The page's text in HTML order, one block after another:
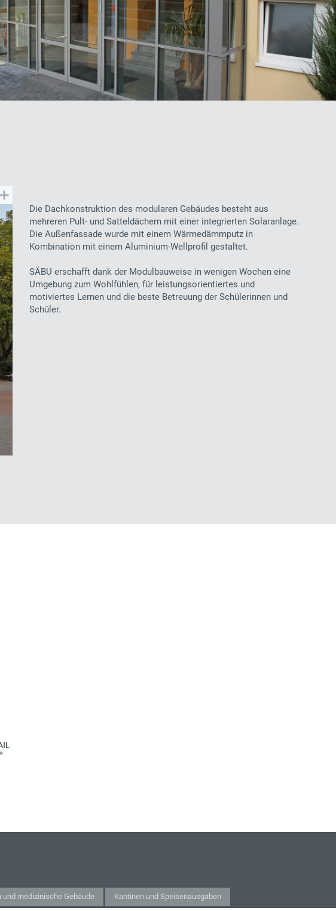
Die Dachkonstruktion des modularen Gebäudes besteht aus
mehreren Pult- und Satteldächern mit einer integrierten Solaranlage.
Die Außenfassade wurde mit einem Wärmedämmputz in
Kombination mit einem Aluminium-Wellprofil gestaltet.
SÄBU erschafft dank der Modulbauweise in wenigen Wochen eine
Umgebung zum Wohlfühlen, für leistungsorientiertes und
motiviertes Lernen und die beste Betreuung der Schülerinnen und
Schüler.
und medizinische Gebäude Kantinen und Speisenausgaben